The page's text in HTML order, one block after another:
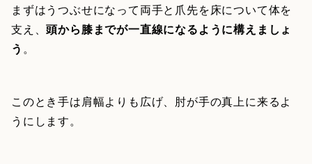
まずはうつぶせになって両手と爪先を床について体を
支え、頭から膝までが一直線になるように構えましょ
う 。
このとき手は肩幅よりも広げ、肘が手の真上に来るよ
うにします。